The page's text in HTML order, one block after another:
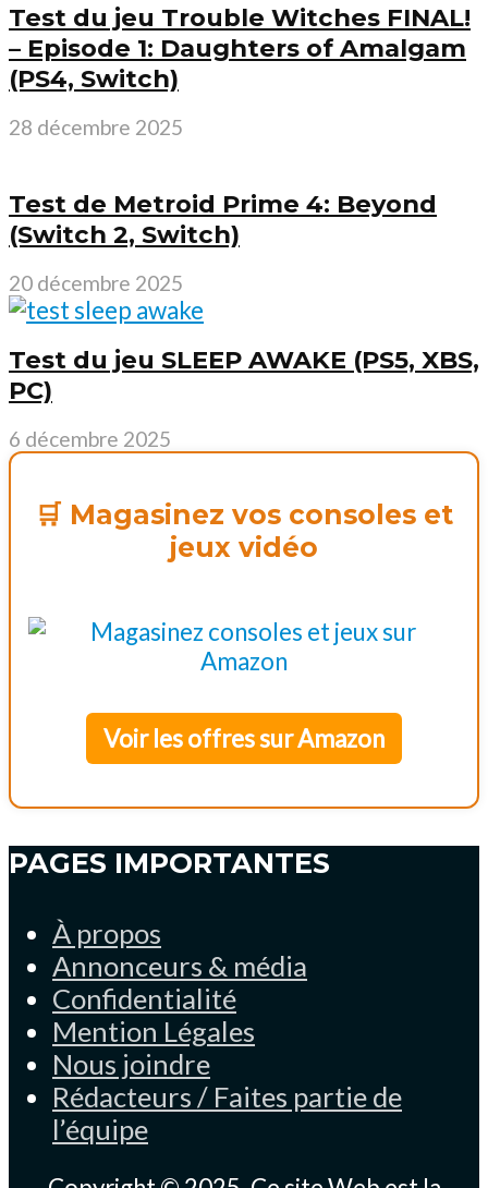
Test du jeu Trouble Witches FINAL!
– Episode 1: Daughters of Amalgam
(PS4, Switch)
28 décembre 2025
Test de Metroid Prime 4: Beyond
(Switch 2, Switch)
20 décembre 2025
Test du jeu SLEEP AWAKE (PS5, XBS,
PC)
6 décembre 2025
🛒 Magasinez vos consoles et
jeux vidéo
Voir les offres sur Amazon
PAGES IMPORTANTES
À propos
Annonceurs & média
Confidentialité
Mention Légales
Nous joindre
Rédacteurs / Faites partie de
l’équipe